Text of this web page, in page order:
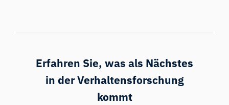
Erfahren Sie, was als Nächstes
in der Verhaltensforschung
kommt